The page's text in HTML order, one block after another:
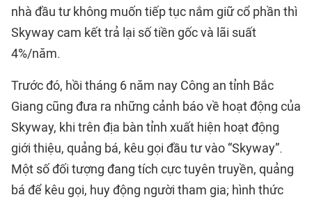
nhà đầu tư không muốn tiếp tục nắm giữ cổ phần thì
Skyway cam kết trả lại số tiền gốc và lãi suất
4%/năm.
Trước đó, hồi tháng 6 năm nay Công an tỉnh Bắc
Giang cũng đưa ra những cảnh báo về hoạt động của
Skyway, khi trên địa bàn tỉnh xuất hiện hoạt động
giới thiệu, quảng bá, kêu gọi đầu tư vào “Skyway”.
Một số đối tượng đang tích cực tuyên truyền, quảng
bá để kêu gọi, huy động người tham gia; hình thức